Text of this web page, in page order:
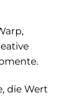
die Wert